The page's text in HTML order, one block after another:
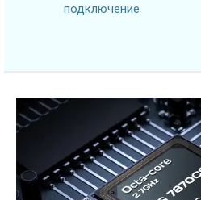
подключение